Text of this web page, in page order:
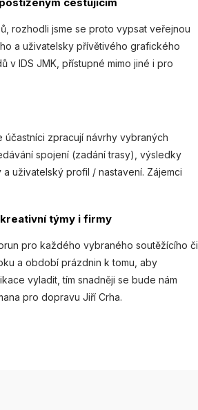
cestujícím
rozhodli jsme se proto vypsat veřejnou
a uživatelsky přívětivého grafického
v IDS JMK, přístupné mimo jiné i pro
účastníci zpracují návrhy vybraných
spojení (zadání trasy), výsledky
uživatelský profil / nastavení. Zájemci
týmy i firmy
pro každého vybraného soutěžícího či
a období prázdnin k tomu, aby
vyladit, tím snadněji se bude nám
pro dopravu Jiří Crha.